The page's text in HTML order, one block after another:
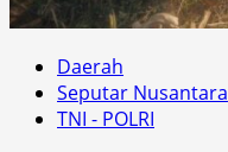
Daerah
Seputar Nusantara
TNI - POLRI